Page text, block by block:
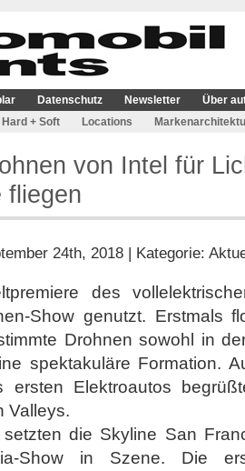
Datenschutz Newsletter
Über
Hard + Soft Locations
von Intel für
fliegen
24th, 2018 | Kategorie:
des
Show genutzt. Erstmals
Drohnen sowohl in
spektakuläre Formation.
ersten Elektroautos
Valleys.
setzten die Skyline San
Show in Szene. Die